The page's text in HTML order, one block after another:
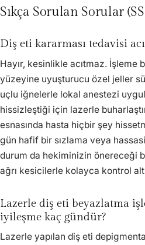
Sıkça Sorulan Sorular
Diş eti kararması tedavisi
Hayır, kesinlikle acıtmaz. İşleme
yüzeyine uyuşturucu özel jeller
uçlu iğnelerle lokal anestezi
hissizleştiği için lazerle
esnasında hasta hiçbir şey
gün hafif bir sızlama veya
durum da hekiminizin önereceği
ağrı kesicilerle kolayca kontrol
Lazerle diş eti beyazlatma
iyileşme kaç gündür?
Lazerle yapılan diş eti